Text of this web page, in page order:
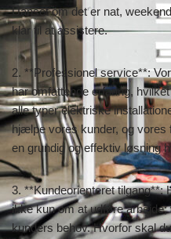
Uanset om det er nat,
klar til at assistere.
2. **Professionel service**:
har omfattende erfaring,
alle typer elektriske
hjælpe vores kunder, og
en grundig og effektiv løsning
3. **Kundeorienteret tilgang**:
ikke kun om at udføre
kunders behov. Hvorfor skal